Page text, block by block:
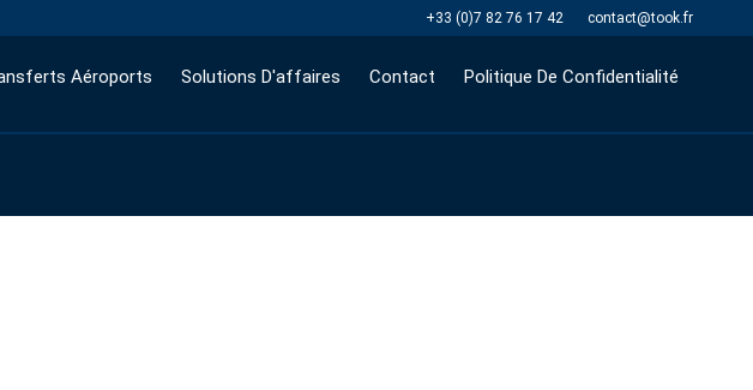
contact@took.fr
+33 (0)7 82 76 17 42
Aéroports Solutions D'affaires Contact Politique De Confidentialité